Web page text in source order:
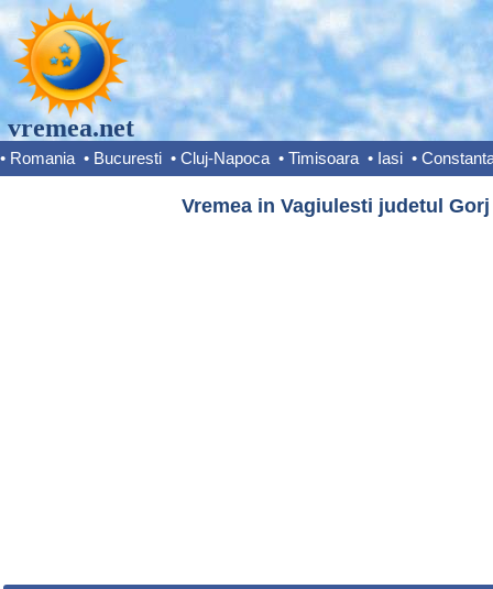
vremea.net
• Romania • Bucuresti • Cluj-Napoca • Timisoara • Iasi •
Vremea in Vagiulesti judetul